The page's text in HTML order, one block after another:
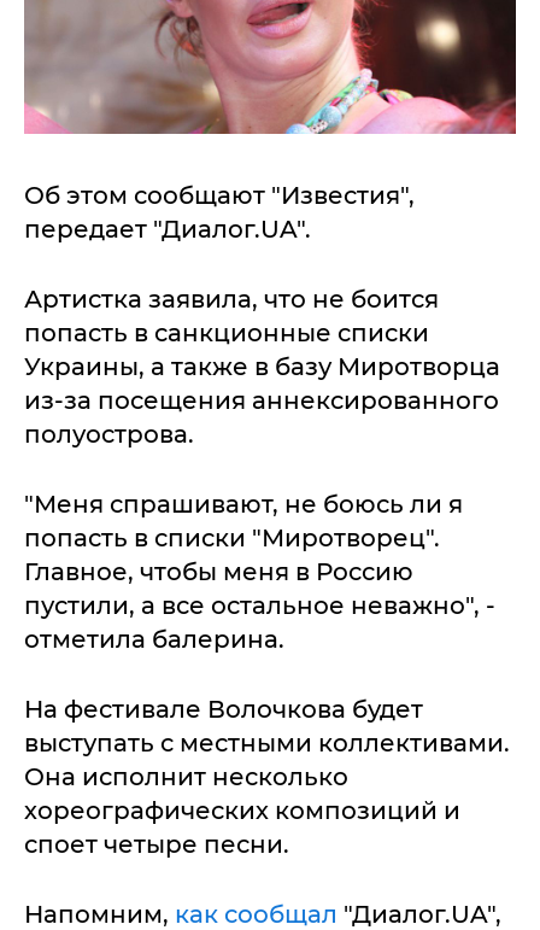
Об этом сообщают "Известия",
передает "Диалог.UA".
Артистка заявила, что не боится
попасть в санкционные списки
Украины, а также в базу Миротворца
из-за посещения аннексированного
полуострова.
"Меня спрашивают, не боюсь ли я
попасть в списки "Миротворец".
Главное, чтобы меня в Россию
пустили, а все остальное неважно", -
отметила балерина.
На фестивале Волочкова будет
выступать с местными коллективами.
Она исполнит несколько
хореографических композиций и
споет четыре песни.
Напомним, как сообщал "Диалог.UA",